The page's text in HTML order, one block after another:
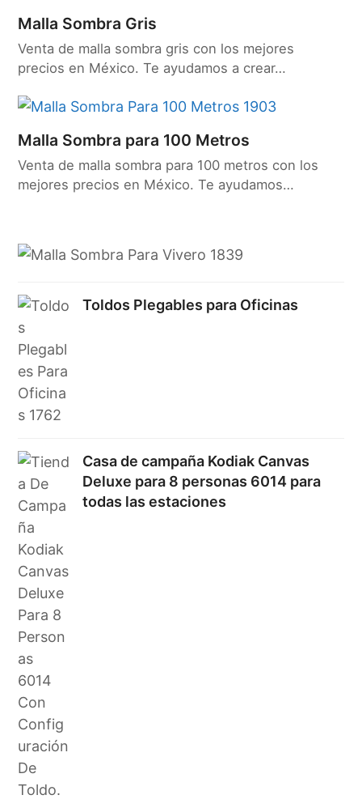
Malla Sombra Gris
Venta de malla sombra gris con los mejores
precios en México. Te ayudamos a crear…
Malla Sombra para 100 Metros
Venta de malla sombra para 100 metros con los
mejores precios en México. Te ayudamos…
Toldos Plegables para Oficinas
Casa de campaña Kodiak Canvas
Deluxe para 8 personas 6014 para
todas las estaciones